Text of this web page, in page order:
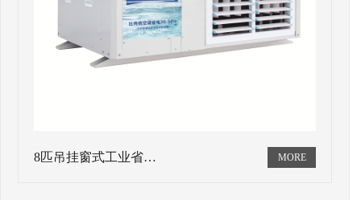
8匹吊挂窗式工业省…